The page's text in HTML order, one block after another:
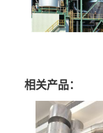
相关产品：